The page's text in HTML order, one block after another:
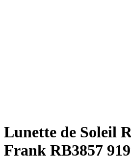
Lunette de Soleil
Frank RB3857